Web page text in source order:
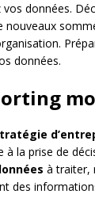
données.
données.
la prise de
à traiter,
des